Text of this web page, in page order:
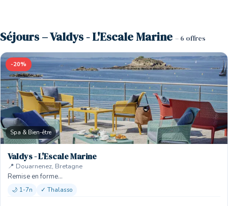
Séjours – Valdys - L'Escale Marine – 6 offres
-20%
Spa & Bien-être
Valdys - L'Escale Marine
📍 Douarnenez, Bretagne
Remise en forme…
🌙 1-7n ✓ Thalasso